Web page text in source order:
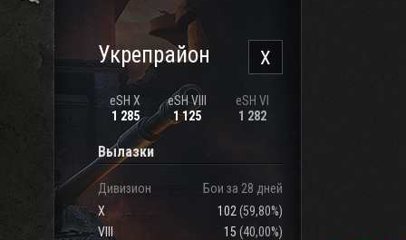
X
Укрепрайон
eSH X
1 285
eSH VIII
1 125
eSH VI
1 282
Вылазки
Дивизион
Бои за 28 дней
X
102 (59,80%)
VIII
15 (40,00%)